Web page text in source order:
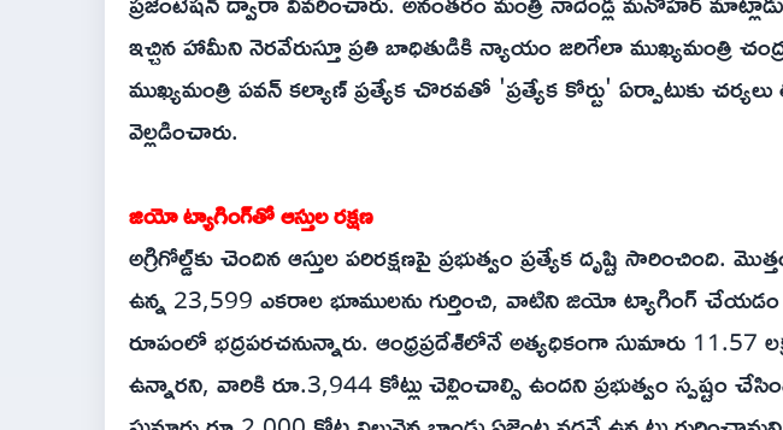
ఇచ్చిన హామీని నెరవేరుస్తూ ప్రతి బాధితుడికి న్యాయం జరిగేలా ముఖ్యమంత్రి
ముఖ్యమంత్రి పవన్ కల్యాణ్ ప్రత్యేక చొరవతో 'ప్రత్యేక కోర్టు' ఏర్పాటుకు చర్యలు
వెల్లడించారు.
జియో ట్యాగింగ్‌తో ఆస్తుల రక్షణ
అగ్రిగోల్డ్‌కు చెందిన ఆస్తుల పరిరక్షణపై ప్రభుత్వం ప్రత్యేక దృష్టి సారించింది.
ఉన్న 23,599 ఎకరాల భూములను గుర్తించి, వాటిని జియో ట్యాగింగ్ చేయడం
రూపంలో భద్రపరచనున్నారు. ఆంధ్రప్రదేశ్‌లోనే అత్యధికంగా సుమారు 11.57
ఉన్నారని, వారికి రూ.3,944 కోట్లు చెల్లించాల్సి ఉందని ప్రభుత్వం స్పష్టం